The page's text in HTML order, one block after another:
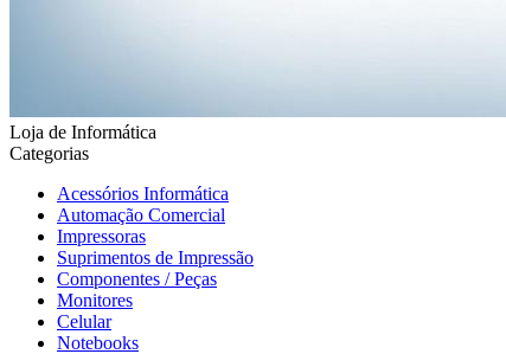
Loja de Informática
Categorias
Acessórios Informática
Automação Comercial
Impressoras
Suprimentos de Impressão
Componentes / Peças
Monitores
Celular
Notebooks